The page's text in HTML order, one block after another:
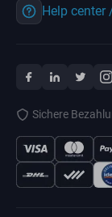
Help center
Sichere